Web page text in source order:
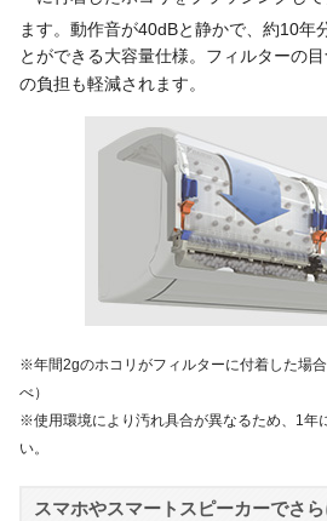
ます。動作音が40dBと静かで、約10年
とができる大容量仕様。フィルターの
の負担も軽減されます。
※年間2gのホコリがフィルターに付着した場
べ）
※使用環境により汚れ具合が異なるため、1年
い。
スマホやスマートスピーカーでさら